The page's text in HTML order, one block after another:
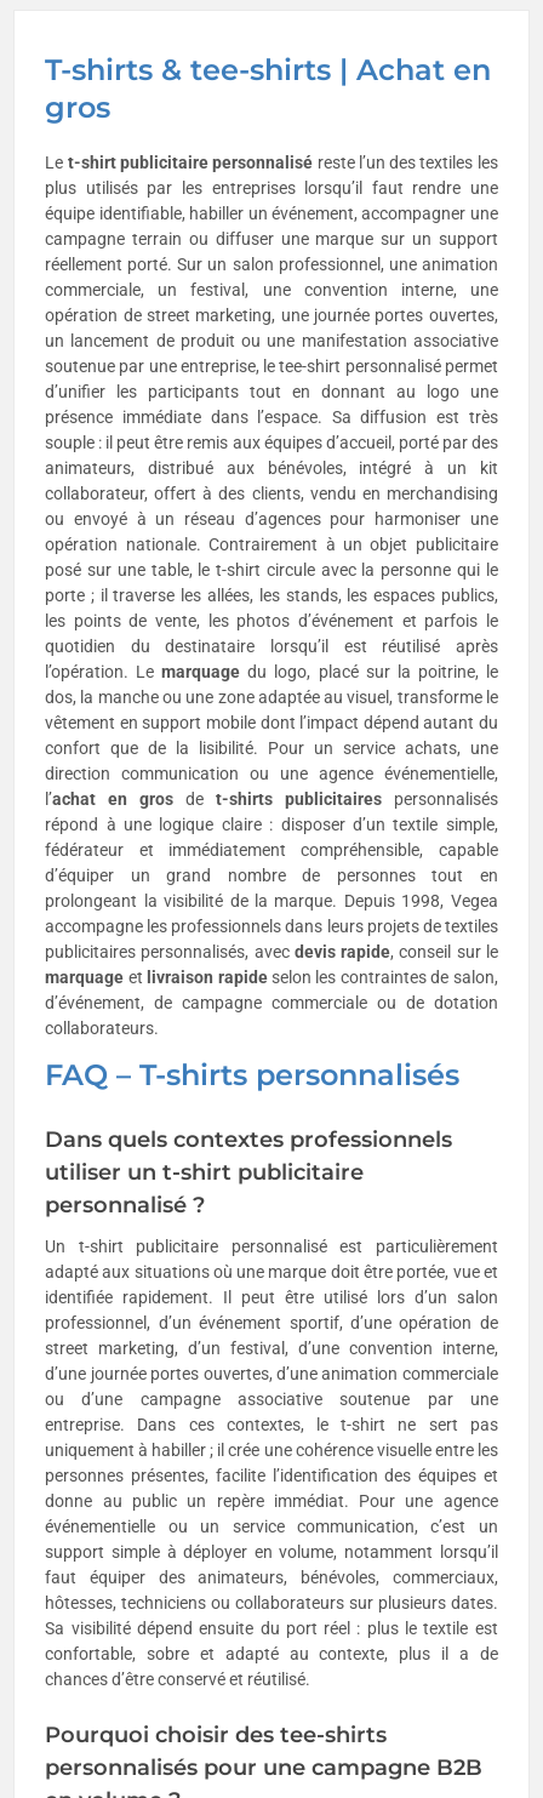
T-shirts & tee-shirts | Achat en
gros
Le t-shirt publicitairepersonnalisé reste l’un des textiles les
plus utilisés par les entreprises lorsqu’il faut rendre une
équipe identifiable, habiller un événement, accompagner une
campagne terrain ou diffuser une marque sur un support
réellement porté. Sur un salon professionnel, une animation
commerciale, un festival, une convention interne, une
opération de street marketing, une journée portes ouvertes,
un lancement de produit ou une manifestation associative
soutenue par une entreprise, le tee-shirt personnalisé permet
d’unifier les participants tout en donnant au logo une
présence immédiate dans l’espace. Sa diffusion est très
souple : il peut être remis aux équipes d’accueil, porté par des
animateurs, distribué aux bénévoles, intégré à un kit
collaborateur, offert à des clients, vendu en merchandising
ou envoyé à un réseau d’agences pour harmoniser une
opération nationale. Contrairement à un objet publicitaire
posé sur une table, le t-shirt circule avec la personne qui le
porte ; il traverse les allées, les stands, les espaces publics,
les points de vente, les photos d’événement et parfois le
quotidien du destinataire lorsqu’il est réutilisé après
l’opération. Lemarquage du logo, placé sur la poitrine, le
dos, la manche ou une zone adaptée au visuel, transforme le
vêtement en support mobile dont l’impact dépend autant du
confort que de la lisibilité. Pour un service achats, une
direction communication ou une agence événementielle,
l’achat en gros de t-shirts publicitairespersonnalisés
répond à une logique claire : disposer d’un textile simple,
fédérateur et immédiatement compréhensible, capable
d’équiper un grand nombre de personnes tout en
prolongeant la visibilité de la marque. Depuis 1998, Vegea
accompagne les professionnels dans leurs projets de textiles
publicitaires personnalisés, avec devis rapide, conseil sur le
marquage et livraison rapideselon les contraintes de salon,
d’événement, de campagne commerciale ou de dotation
collaborateurs.
FAQ – T-shirts personnalisés
Dans quels contextes professionnels
utiliser un t-shirt publicitaire
personnalisé ?
Un t-shirt publicitaire personnalisé est particulièrement
adapté aux situations où une marque doit être portée, vue et
identifiée rapidement. Il peut être utilisé lors d’un salon
professionnel, d’un événement sportif, d’une opération de
street marketing, d’un festival, d’une convention interne,
d’une journée portes ouvertes, d’une animation commerciale
ou d’une campagne associative soutenue par une
entreprise. Dans ces contextes, le t-shirt ne sert pas
uniquement à habiller ; il crée une cohérence visuelle entre les
personnes présentes, facilite l’identification des équipes et
donne au public un repère immédiat. Pour une agence
événementielle ou un service communication, c’est un
support simple à déployer en volume, notamment lorsqu’il
faut équiper des animateurs, bénévoles, commerciaux,
hôtesses, techniciens ou collaborateurs sur plusieurs dates.
Sa visibilité dépend ensuite du port réel : plus le textile est
confortable, sobre et adapté au contexte, plus il a de
chances d’être conservé et réutilisé.
Pourquoi choisir des tee-shirts
personnalisés pour une campagne B2B